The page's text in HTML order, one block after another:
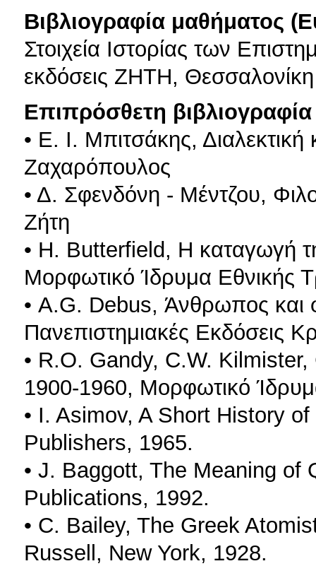
Βιβλιογραφία μαθήματος
Στοιχεία Ιστορίας των
εκδόσεις ΖΗΤΗ, Θεσσαλονίκη
Επιπρόσθετη βιβλιογραφία
• Ε. Ι. Μπιτσάκης,
Ζαχαρόπουλος
• Δ. Σφενδόνη - Μέντζου,
Ζήτη
• Η. Butterfield, Η καταγωγή
Μορφωτικό Ίδρυμα Εθνικής
• A.G. Debus, Άνθρωπος και
Πανεπιστημιακές Εκδόσεις
• R.O. Gandy, C.W.
1900-1960, Μορφωτικό
• I. Asimov, A Short History
Publishers, 1965.
• J. Baggott, The Meaning of
Publications, 1992.
• C. Bailey, The Greek
Russell, New York, 1928.